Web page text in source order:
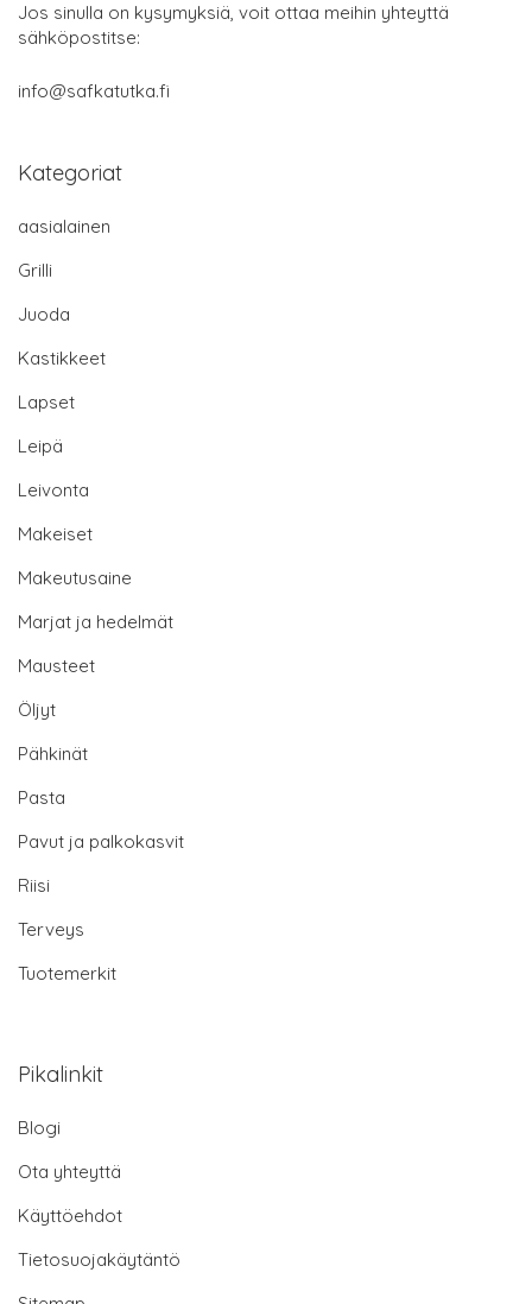
Jos sinulla on kysymyksiä, voit ottaa meihin yhteyttä
sähköpostitse:
info@safkatutka.fi
Kategoriat
aasialainen
Grilli
Juoda
Kastikkeet
Lapset
Leipä
Leivonta
Makeiset
Makeutusaine
Marjat ja hedelmät
Mausteet
Öljyt
Pähkinät
Pasta
Pavut ja palkokasvit
Riisi
Terveys
Tuotemerkit
Pikalinkit
Blogi
Ota yhteyttä
Käyttöehdot
Tietosuojakäytäntö